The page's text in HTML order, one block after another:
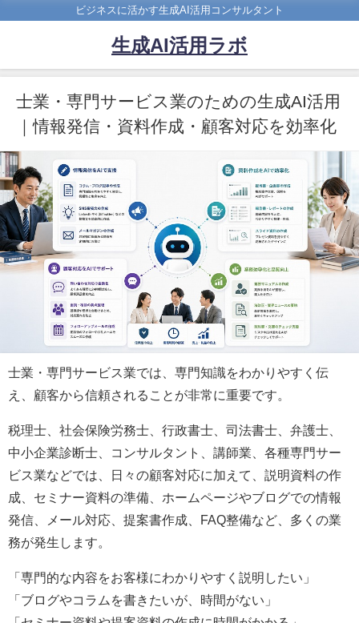
ビジネスに活かす生成AI活用コンサルタント
生成AI活用ラボ
士業・専門サービス業のための生成AI活用
｜情報発信・資料作成・顧客対応を効率化
士業・専門サービス業では、専門知識をわかりやすく伝
え、顧客から信頼されることが非常に重要です。
税理士、社会保険労務士、行政書士、司法書士、弁護士、
中小企業診断士、コンサルタント、講師業、各種専門サー
ビス業などでは、日々の顧客対応に加えて、説明資料の作
成、セミナー資料の準備、ホームページやブログでの情報
発信、メール対応、提案書作成、FAQ整備など、多くの業
務が発生します。
「専門的な内容をお客様にわかりやすく説明したい」
「ブログやコラムを書きたいが、時間がない」